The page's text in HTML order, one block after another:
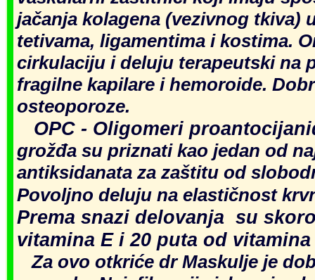
jačanja kolagena (vezivnog tkiva)
tetivama, ligamentima i kostima.
cirkulaciju i deluju terapeutski na
fragilne kapilare i hemoroide.
osteoporoze.
OPC - Oligomeri
grožđa su priznati kao jedan od
antiksidanata za zaštitu od
Povoljno deluju na elastičnost
Prema snazi delovanja su
vitamina E i 20 puta od vitamina
Za ovo otkriće dr Maskulje je